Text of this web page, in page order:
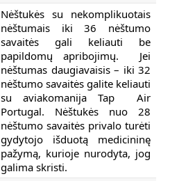
Nėštukės su nekomplikuotais
nėštumais iki 36 nėštumo
savaitės gali keliauti be
papildomų apribojimų. Jei
nėštumas daugiavaisis – iki 32
nėštumo savaitės galite keliauti
su aviakomanija Tap Air
Portugal. Nėštukės nuo 28
nėštumo savaitės privalo turėti
gydytojo išduotą medicininę
pažymą, kurioje nurodyta, jog
galima skristi.